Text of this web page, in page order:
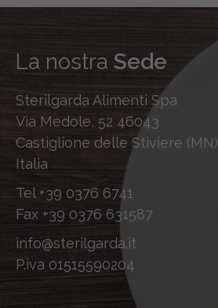
La nostra Sede
Sterilgarda Alimenti Spa
Via Medole, 52 46043
Castiglione delle Stiviere (MN)
Italia
Tel +39 0376 6741
Fax +39 0376 631587
info@sterilgarda.it
P.iva 01515590204